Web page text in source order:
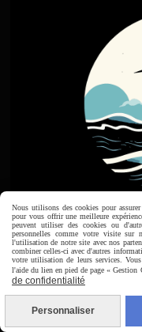
Baie
Nous utilisons des cookies pour
pour vous offrir une meilleure
peuvent utiliser des cookies ou
personnelles comme votre visite sur
l'utilisation de notre site avec nos
combiner celles-ci avec d'autres
votre utilisation de leurs services.
l'aide du lien en pied de page «
de confidentialité
Personnaliser